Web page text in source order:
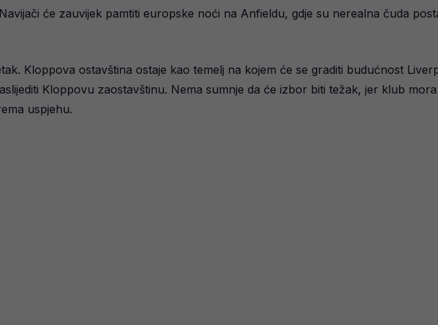
će zauvijek pamtiti europske noći na Anfieldu, gdje su nerealna čuda
Kloppova ostavština ostaje kao temelj na kojem će se graditi budućnost
Kloppovu zaostavštinu. Nema sumnje da će izbor biti težak, jer klub
uspjehu.